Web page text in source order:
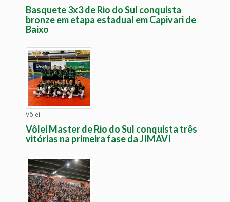
Basquete 3x3 de Rio do Sul conquista
bronze em etapa estadual em Capivari de
Baixo
Vôlei
Vôlei Master de Rio do Sul conquista três
vitórias na primeira fase da JIMAVI